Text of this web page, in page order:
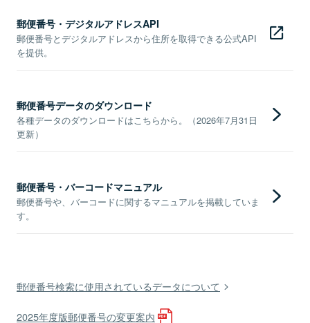
郵便番号・デジタルアドレスAPI
郵便番号とデジタルアドレスから住所を取得できる公式API
を提供。
郵便番号データのダウンロード
各種データのダウンロードはこちらから。（2026年7月31日
更新）
郵便番号・バーコードマニュアル
郵便番号や、バーコードに関するマニュアルを掲載していま
す。
郵便番号検索に使用されているデータについて
2025年度版郵便番号の変更案内